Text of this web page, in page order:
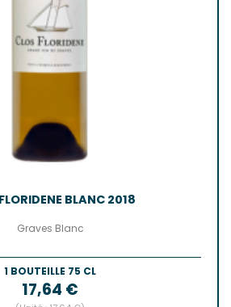
BLANC 2018
Graves Blanc
1 BOUTEILLE 75 CL
Prix
17,64 €